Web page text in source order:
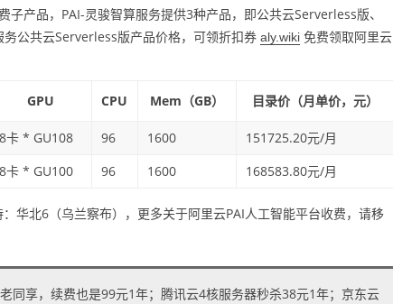
产品，PAI-灵骏智算服务提供3种产品，即公共云Serverless版、
务公共云Serverless版产品价格，可领折扣券aly.wiki 免费领取阿里云
GPU CPU Mem（GB） 目录价（月单价，元）
8卡 * GU108 96 1600
151725.20元/月
8卡 * GU100 96 1600 168583.80元/月
华北6（乌兰察布），更多关于阿里云PAI人工智能平台收费，请移
同享，续费也是99元1年；腾讯云4核服务器秒杀38元1年；京东云